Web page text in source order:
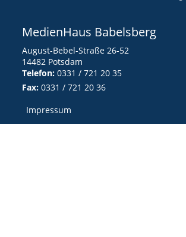
MedienHaus Babelsberg
August-Bebel-Straße 26-52
14482 Potsdam
Telefon: 0331 / 721 20 35
Fax: 0331 / 721 20 36
Impressum